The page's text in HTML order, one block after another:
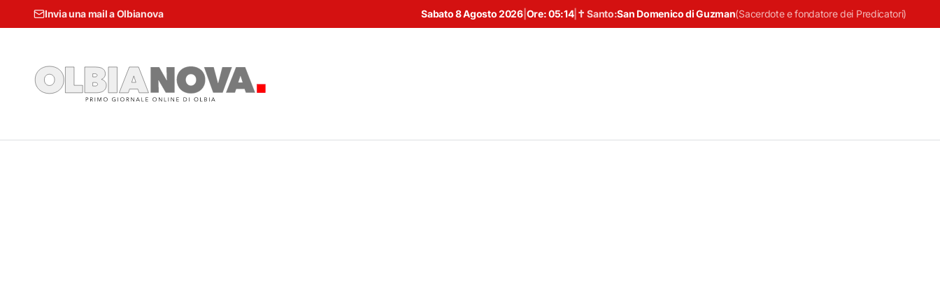
Invia una mail a Olbianova Sabato 8 Agosto 2026| Ore:05:14| ✝ Santo:San Domenico di Guzman(Sacerdote e fondatore dei Predicatori)